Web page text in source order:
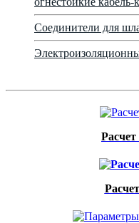
Соединители для
Расчет